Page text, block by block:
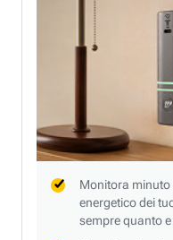
Monitora
energetico dei
sempre quanto